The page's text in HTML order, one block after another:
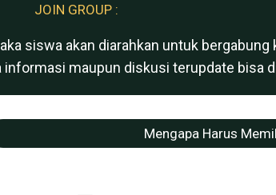
JOIN GROUP :
siswa akan diarahkan untuk bergabung
maupun diskusi terupdate bisa
Mengapa Harus